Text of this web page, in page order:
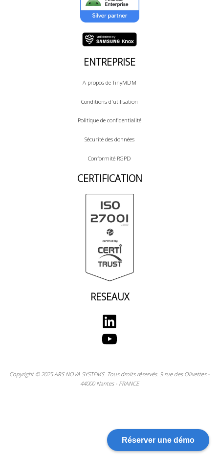
Réserver une démo
ENTREPRISE
A propos de TinyMDM
Conditions d'utilisation
Politique de confidentialité
Sécurité des données
Conformité RGPD
CERTIFICATION
RESEAUX
LinkedIn
YouTube
Copyright © 2025 ARS NOVA SYSTEMS. Tous droits réservés. 9 rue des Olivettes -
44000 Nantes - FRANCE